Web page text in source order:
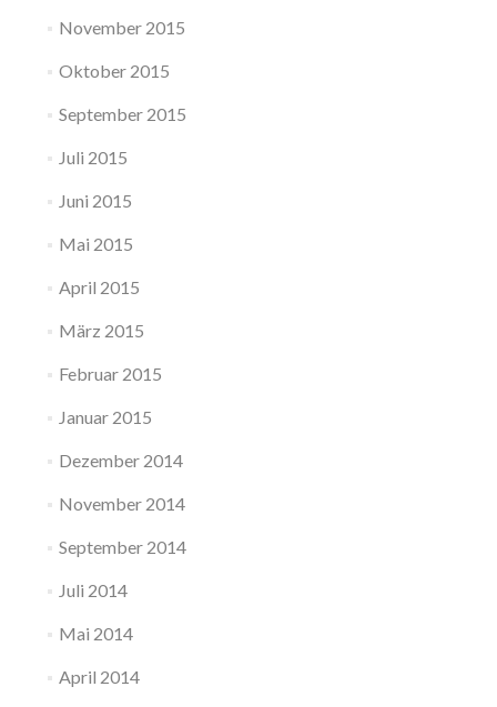
November 2015
Oktober 2015
September 2015
Juli 2015
Juni 2015
Mai 2015
April 2015
März 2015
Februar 2015
Januar 2015
Dezember 2014
November 2014
September 2014
Juli 2014
Mai 2014
April 2014